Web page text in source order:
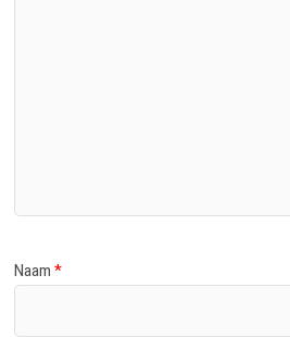
Naam*